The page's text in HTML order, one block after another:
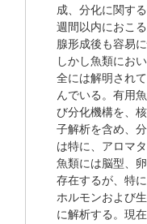
成、分化に関す
週間以内におこ
腺形成後も容易
しかし魚類にお
全には解明され
んでいる。有用
び分化機構を、
子解析を含め、
は特に、アロマ
魚類には脳型、
存在するが、特
ホルモンおよび
に解析する。現